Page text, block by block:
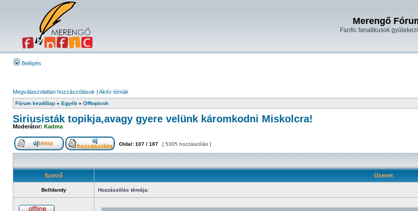
Merengő
Fanfic fanatikusok
Belépés
Megválaszolatlan hozzászólások | Aktív témák
Fórum kezdőlap » Egyéb » Offtopicok
Siriusisták topikja,avagy gyere velünk káromkodni Miskolcra!
Moderátor: Kadma
Oldal: 107 / 107 [ 5305 hozzászólás ]
Szerző Üzenet
Belldandy Hozzászólás témája: